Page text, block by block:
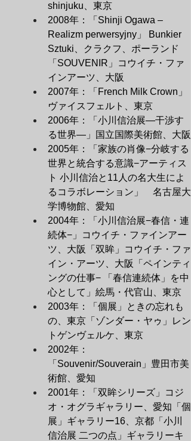
shinjuku、東京
2008年：「Shinji Ogawa –
Realizm perwersyjny」 Bunkier
Sztuki、クラクフ、ポーランド
「SOUVENIR」コウイチ・ファ
インアーツ、大阪
2007年：「French Milk Crown」
ヴァイスフェルト、東京
2006年：「小川信治展―干渉す
る世界―」国立国際美術館、大阪
2005年：「家族の肖像−分岐する
世界と統合する意識−アーティス
ト 小川信治と11人の名大生によ
るコラボレーション」　名古屋大
学博物館、愛知
2004年：「小川信治展−春信・連
続体−」コウイチ・ファインアー
ツ、大阪「双眸」コウイチ・ファ
イン・アーツ、大阪「ペインティ
ングの仕事− 「春信連続体」を中
心として」絵馬・代官山、東京
2003年：「個展」ときの忘れも
の、東京「ゾンダー・ヤゥ」レン
トゲンヴェルケ、東京
2002年：
「Souvenir/Souverain」豊田市美
術館、愛知
2001年：「双眸シリーズ」コジ
オ・オグラギャラリー、愛知「個
展」ギャラリー16、京都「小川
信治展 二つの点」ギャラリーキ